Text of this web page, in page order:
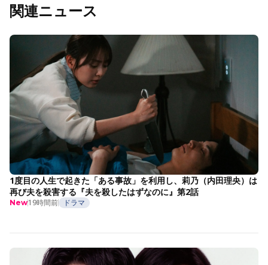
関連ニュース
1度目の人生で起きた「ある事故」を利用し、莉乃（内田理央）は
再び夫を殺害する『夫を殺したはずなのに』第2話
New19時間前 ドラマ